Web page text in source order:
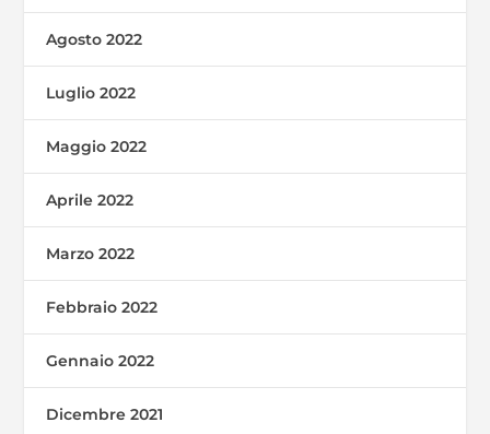
Agosto 2022
Luglio 2022
Maggio 2022
Aprile 2022
Marzo 2022
Febbraio 2022
Gennaio 2022
Dicembre 2021